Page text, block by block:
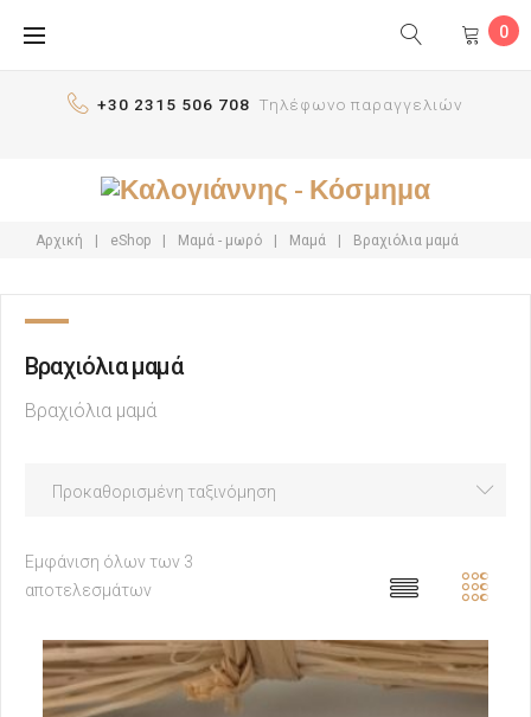
0
+30 2315 506 708 Τηλέφωνο παραγγελιών
Αρχική eShop Μαμά - μωρό Μαμά Βραχιόλια μαμά
Βραχιόλια μαμά
Βραχιόλια μαμά
Εμφάνιση όλων των 3
αποτελεσμάτων